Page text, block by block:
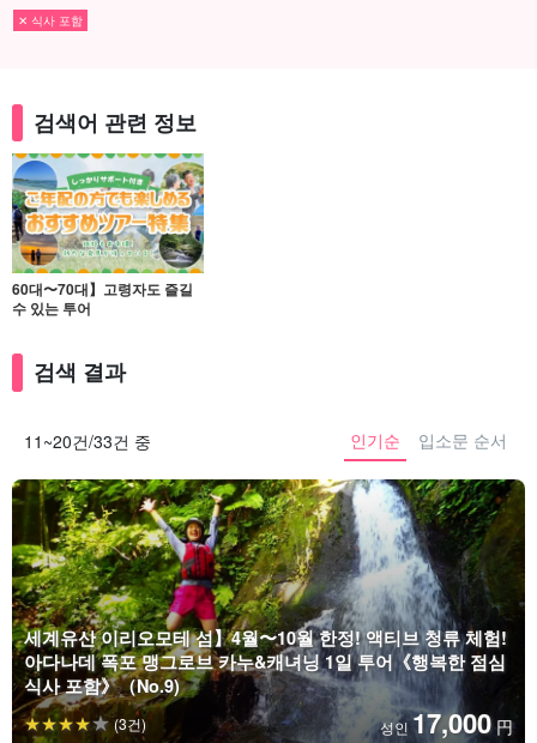
✕ 식사 포함
검색어 관련 정보
60대〜70대】고령자도 즐길
수 있는 투어
검색 결과
11~20건/33건 중 인기순 입소문 순서
세계유산 이리오모테 섬】4월〜10월 한정! 액티브 청류 체험!
아다나데 폭포 맹그로브 카누&캐녀닝 1일 투어《행복한 점심
식사 포함》（No.9)
성인17,000 円
(3건)